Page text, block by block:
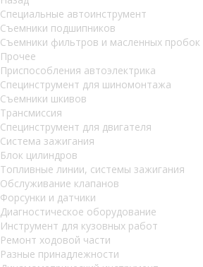
Специальные автоинструмент
Съемники подшипников
Съемники фильтров и масленных пробок
Прочее
Приспособления автоэлектрика
Специнструмент для шиномонтажа
Съемники шкивов
Трансмиссия
Специнструмент для двигателя
Система зажигания
Блок цилиндров
Топливные линии, системы зажигания
Обслуживание клапанов
Форсунки и датчики
Диагностическое оборудование
Инструмент для кузовных работ
Ремонт ходовой части
Разные принадлежности